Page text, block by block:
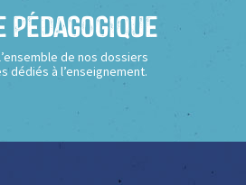
Pédagogique
de nos dossiers
dédiés à l’enseignement.